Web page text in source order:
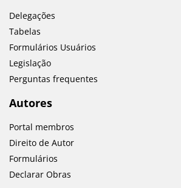
Delegações
Tabelas
Formulários Usuários
Legislação
Perguntas frequentes
Autores
Portal membros
Direito de Autor
Formulários
Declarar Obras